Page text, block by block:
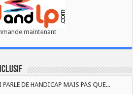
maintenant
DE HANDICAP MAIS PAS QUE...